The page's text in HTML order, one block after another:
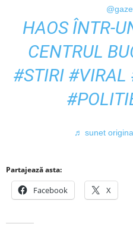
HAOS ÎNTR-
CENTRUL
#STIRI #VIRAL
♬ sunet
Partajează asta:
Facebook X